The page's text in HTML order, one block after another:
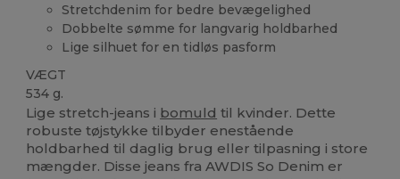
Stretchdenim for bedre bevægelighed
Dobbelte sømme for langvarig holdbarhed
Lige silhuet for en tidløs pasform
VÆGT
534 g.
Lige stretch-jeans i bomuld til kvinder. Dette
robuste tøjstykke tilbyder enestående
holdbarhed til daglig brug eller tilpasning i store
mængder. Disse jeans fra AWDIS So Denim er